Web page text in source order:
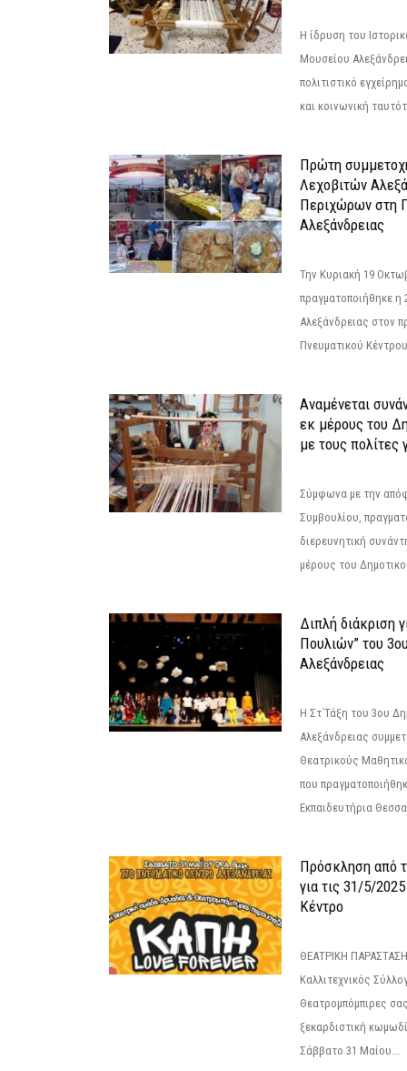
Η ίδρυση του
Μουσείου
πολιτιστικό
και κοινωνική
Πρώτη
Λεχοβιτών
Περιχώρων στη
Αλεξάνδρειας
Την Κυριακή 19
πραγματοποιήθηκε η
Αλεξάνδρειας στον
Πνευματικού
Αναμένεται
εκ μέρους του
με τους πολίτες
Σύμφωνα με την
Συμβουλίου,
διερευνητική
μέρους του
Διπλή διάκριση
Πουλιών” του
Αλεξάνδρειας
Η Στ΄Τάξη του 3ου
Αλεξάνδρειας
Θεατρικούς
που
Εκπαιδευτήρια
Πρόσκληση από
για τις 31/5/
Κέντρο
ΘΕΑΤΡΙΚΗ ΠΑΡΑΣΤΑΣΗ
Καλλιτεχνικός
Θεατρομπόμπιρες
ξεκαρδιστική
Σάββατο 31 Μαίου...